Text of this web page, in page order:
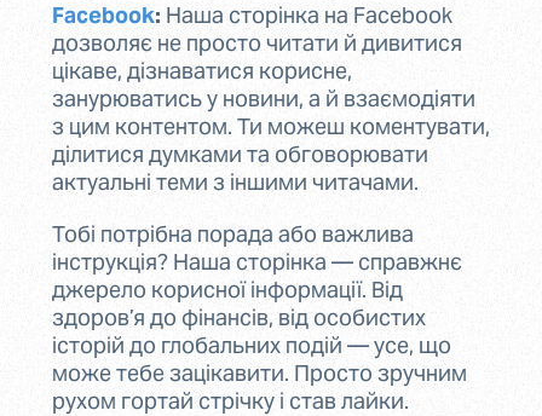
Facebook: Наша сторінка на Facebook
дозволяє не просто читати й дивитися
цікаве, дізнаватися корисне,
занурюватись у новини, а й взаємодіяти
з цим контентом. Ти можеш коментувати,
ділитися думками та обговорювати
актуальні теми з іншими читачами.
Тобі потрібна порада або важлива
інструкція? Наша сторінка — справжнє
джерело корисної інформації. Від
здоров’я до фінансів, від особистих
історій до глобальних подій — усе, що
може тебе зацікавити. Просто зручним
рухом гортай стрічку і став лайки.